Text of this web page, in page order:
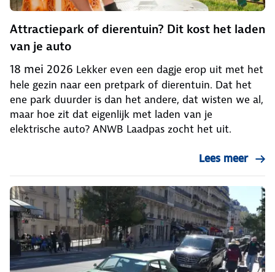
Attractiepark of dierentuin? Dit kost het laden
van je auto
18 mei 2026 Lekker even een dagje erop uit met het
hele gezin naar een pretpark of dierentuin. Dat het
ene park duurder is dan het andere, dat wisten we al,
maar hoe zit dat eigenlijk met laden van je
elektrische auto? ANWB Laadpas zocht het uit.
Lees meer